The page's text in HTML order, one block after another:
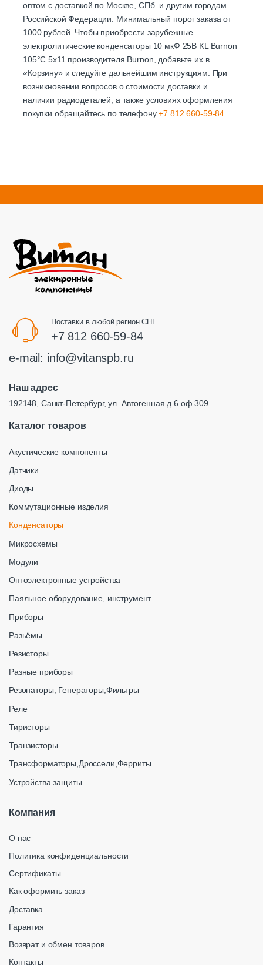
оптом с доставкой по Москве, СПб. и другим городам
Российской Федерации. Минимальный порог заказа от
1000 рублей. Чтобы приобрести зарубежные
электролитические конденсаторы 10 мкФ 25В KL Burnon
105°C 5х11 производителя Burnon, добавьте их в
«Корзину» и следуйте дальнейшим инструкциям. При
возникновении вопросов о стоимости доставки и
наличии радиодеталей, а также условиях оформления
покупки обращайтесь по телефону+7 812 660-59-84.
Поставки в любой регион СНГ
+7 812 660-59-84
e-mail: info@vitanspb.ru
Наш адрес
192148, Санкт-Петербург, ул. Автогенная д.6 оф.309
Каталог товаров
Акустические компоненты
Датчики
Диоды
Коммутационные изделия
Конденсаторы
Микросхемы
Модули
Оптоэлектронные устройства
Паяльное оборудование, инструмент
Приборы
Разьёмы
Резисторы
Разные приборы
Резонаторы, Генераторы,Фильтры
Реле
Тиристоры
Транзисторы
Трансформаторы,Дроссели,Ферриты
Устройства защиты
Компания
О нас
Политика конфиденциальности
Сертификаты
Как оформить заказ
Доставка
Гарантия
Возврат и обмен товаров
Контакты